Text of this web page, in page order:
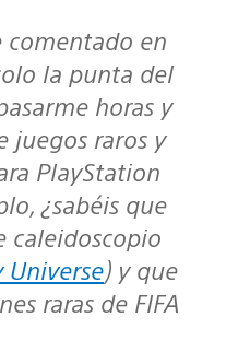
la punta del
horas y
juegos raros y
PlayStation
¿sabéis que
caleidoscopio
Universe) y que
raras de FIFA